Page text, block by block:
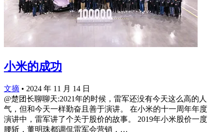
小米的成功
文摘 • 2024 年 11 月 14 日
@楚团长聊聊天:2021年的时候，雷军还没有今天这么高的人
气，但和今天一样勤奋且善于演讲。 在小米的十一周年年度
演讲中，雷军讲了个关于股价的故事。 2019年小米股价一度
腰斩，董明珠都调侃雷军会营销，…